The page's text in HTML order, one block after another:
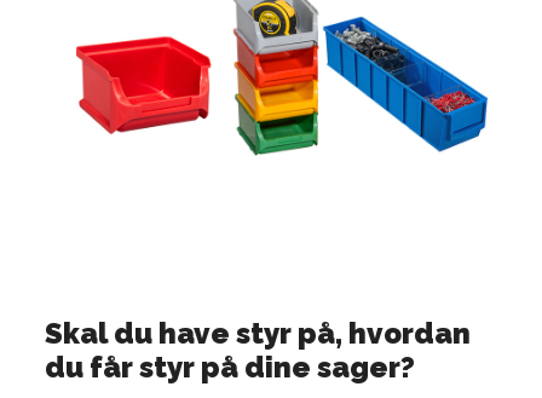
Skal du have styr på, hvordan
du får styr på dine sager?